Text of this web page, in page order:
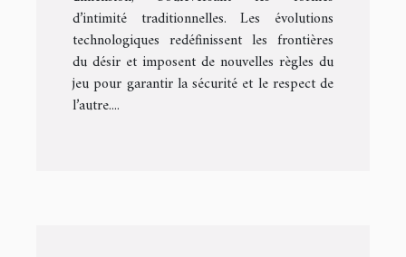
d’intimité traditionnelles. Les évolutions
technologiques redéfinissent les frontières
du désir et imposent de nouvelles règles du
jeu pour garantir la sécurité et le respect de
l’autre....